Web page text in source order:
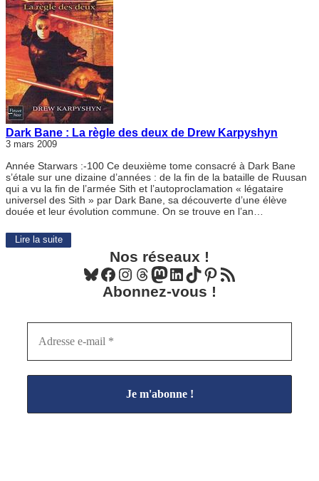
Dark Bane : La règle des deux de Drew Karpyshyn
3 mars 2009
Année Starwars :-100 Ce deuxième tome consacré à Dark Bane
s’étale sur une dizaine d’années : de la fin de la bataille de Ruusan
qui a vu la fin de l’armée Sith et l’autoproclamation « légataire
universel des Sith » par Dark Bane, sa découverte d’une élève
douée et leur évolution commune. On se trouve en l’an…
Lire la suite
Nos réseaux !
Bluesky Facebook Instagram Threads Mastodon LinkedIn TikTok Pinterest Flux RSS
Abonnez-vous !